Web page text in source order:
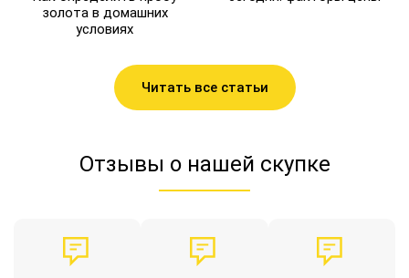
золота в домашних
условиях
Читать все статьи
Отзывы о нашей скупке